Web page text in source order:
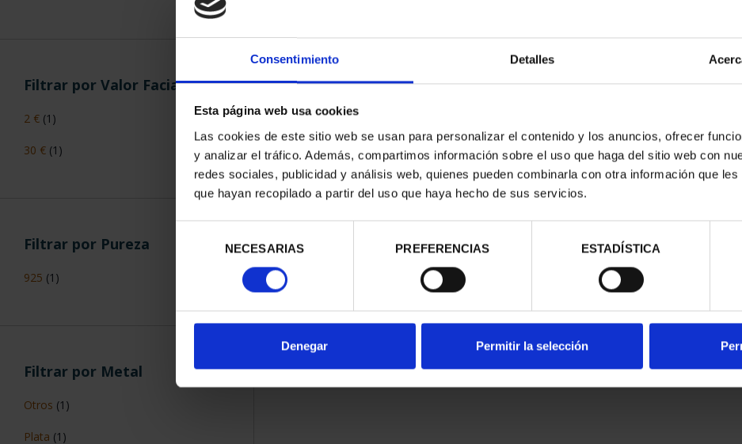
Consentimiento Detalles
Esta página web usa cookies
Las cookies de este sitio web se usan para personalizar el contenido y los anuncios, ofrecer
y analizar el tráfico. Además, compartimos información sobre el uso que haga del sitio web con
redes sociales, publicidad y análisis web, quienes pueden combinarla con otra información que
que hayan recopilado a partir del uso que haya hecho de sus servicios.
consentimiento
NECESARIAS PREFERENCIAS ESTADÍSTICA
Denegar Permitir la selección
Filtrar por Valor Facial
2 € (1)
30 € (1)
Filtrar por Pureza
925 (1)
Filtrar por Metal
Otros (1)
Plata (1)